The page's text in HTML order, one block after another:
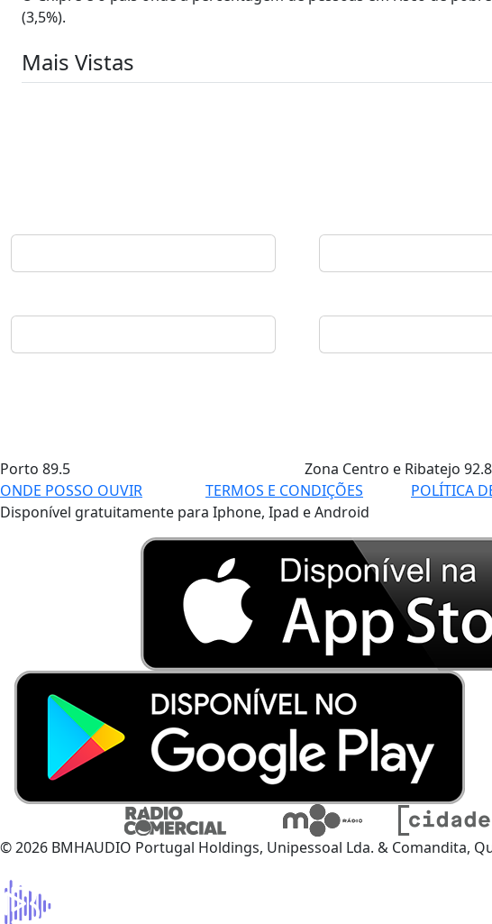
(3,5%).
Mais Vistas
Porto 89.5 Zona Centro e Ribatejo 92.8
ONDE POSSO OUVIR
TERMOS E CONDIÇÕES POLÍTICA
Disponível gratuitamente para Iphone, Ipad e Android
© 2026 BMHAUDIO Portugal Holdings, Unipessoal Lda. & Comandita,